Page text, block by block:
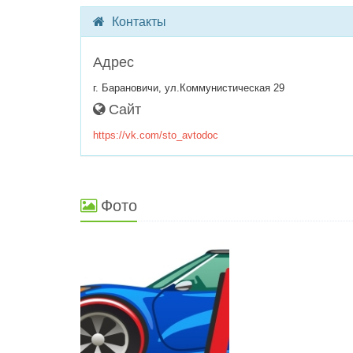
Контакты
Адрес
г. Барановичи, ул.Коммунистическая 29
Сайт
https://vk.com/sto_avtodoc
Фото